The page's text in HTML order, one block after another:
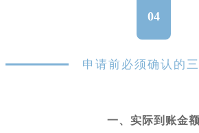
04
申请前必须确认的
一、实际到账金额